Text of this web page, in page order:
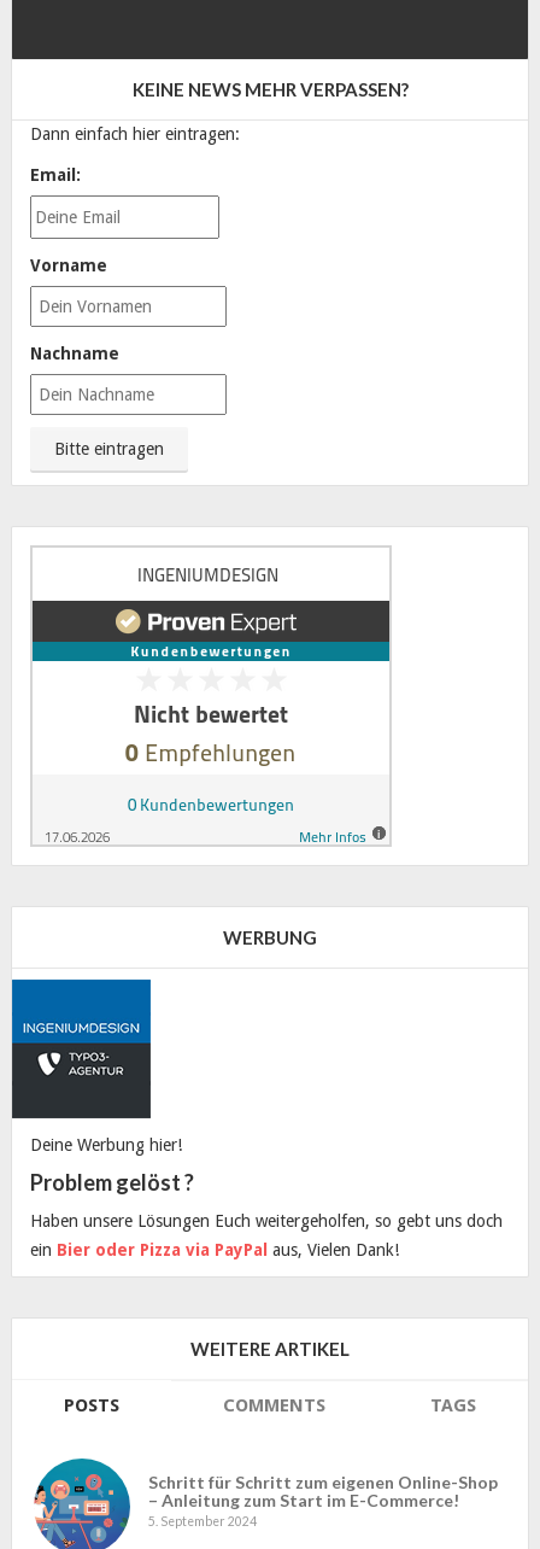
KEINE NEWS MEHR VERPASSEN?
Dann einfach hier eintragen:
Email:
Vorname
Nachname
WERBUNG
Deine Werbung hier!
Problem gelöst ?
Haben unsere Lösungen Euch weitergeholfen, so gebt uns doch
ein Bier oder Pizza via PayPal aus, Vielen Dank!
WEITERE ARTIKEL
POSTS COMMENTS TAGS
Schritt für Schritt zum eigenen Online-Shop
– Anleitung zum Start im E-Commerce!
5. September 2024